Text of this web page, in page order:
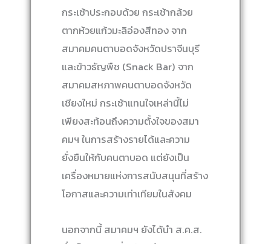
กระเช้าประกอบด้วย กระเช้ากล้วย
ตากห้วยแก้วมะลิอ่องสีทอง จาก
สมาคมคนตาบอดจังหวัดปราจีนบุรี
และข้าวธัญพืช (Snack Bar) จาก
สมาคมสหภาพคนตาบอดจังหวัด
เชียงใหม่ กระเช้าแทนใจเหล่านี้ไม่
เพียงสะท้อนถึงความตั้งใจของสมา
คมฯ ในการสร้างรายได้และความ
ยั่งยืนให้กับคนตาบอด แต่ยังเป็น
เครื่องหมายแห่งการสนับสนุนที่สร้าง
โอกาสและความเท่าเทียมในสังคม
นอกจากนี้ สมาคมฯ ยังได้นำ ส.ค.ส.